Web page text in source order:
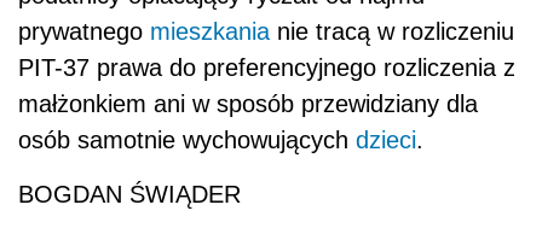
prywatnego mieszkania nie tracą w rozliczeniu
PIT-37 prawa do preferencyjnego rozliczenia z
małżonkiem ani w sposób przewidziany dla
osób samotnie wychowujących dzieci.
BOGDAN ŚWIĄDER